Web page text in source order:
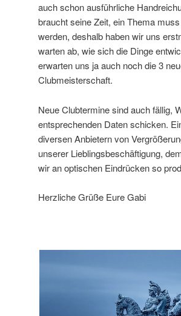
auch schon ausführliche
braucht seine Zeit, ein Thema
werden, deshalb haben wir uns
warten ab, wie sich die Dinge
erwarten uns ja auch noch die 3
Clubmeisterschaft.
Neue Clubtermine sind auch fällig,
entsprechenden Daten schicken.
diversen Anbietern von
unserer Lieblingsbeschäftigung,
wir an optischen Eindrücken so
Herzliche Grüße Eure Gabi